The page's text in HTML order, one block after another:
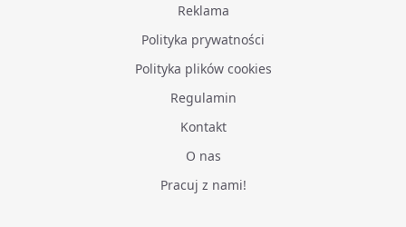
Reklama
Polityka prywatności
Polityka plików cookies
Regulamin
Kontakt
O nas
Pracuj z nami!